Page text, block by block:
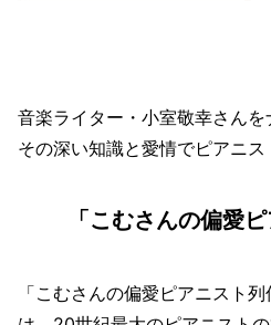
音楽ライター・小室敬幸さんを
その深い知識と愛情でピアニ
「こむさんの偏愛ピ
「こむさんの偏愛ピアニスト